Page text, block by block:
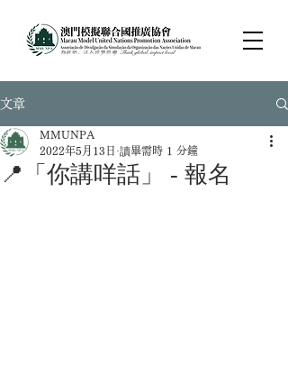
文章
📍「你講咩話」 - 報名
MMUNPA
2022年5月13日 讀畢需時 1 分鐘